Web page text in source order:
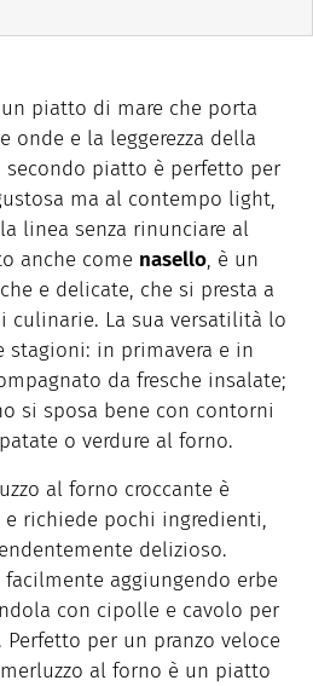
piatto di mare che porta
onde e la leggerezza della
secondo piatto è perfetto per
ma al contempo light,
linea senza rinunciare al
anche come nasello, è un
e delicate, che si presta a
culinarie. La sua versatilità lo
stagioni: in primavera e in
da fresche insalate;
si sposa bene con contorni
o verdure al forno.
al forno croccante è
e richiede pochi ingredienti,
delizioso.
aggiungendo erbe
con cipolle e cavolo per
per un pranzo veloce
al forno è un piatto